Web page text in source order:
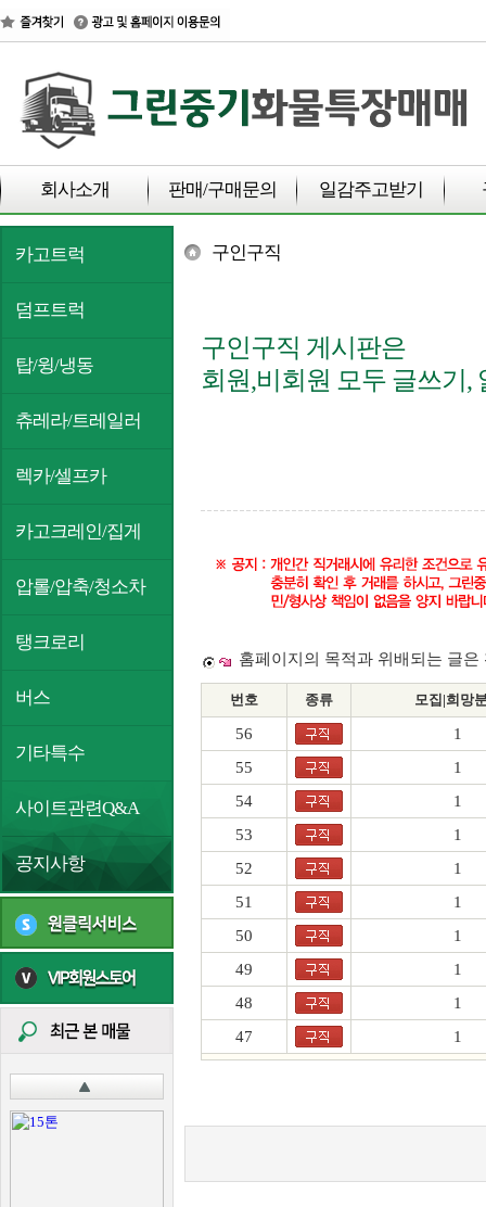
회사소개 판매/구매문의 일감주고받기
카고트럭
덤프트럭
탑/윙/냉동
츄레라/트레일러
렉카/셀프카
카고크레인/집게
압롤/압축/청소차
탱크로리
버스
기타특수
사이트관련Q&A
공지사항
구인구직
구인구직 게시판은
회원,비회원 모두 글쓰기,
홈페이지의 목적과 위배되는 글
번호 종류 모집|희망
56
1
55
1
54
1
53
1
52
1
51
1
50
1
49
1
48
1
47
1